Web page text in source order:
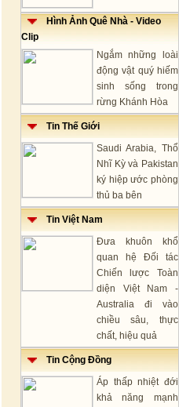
Hình Ảnh Quê Nhà - Video
Clip
Ngắm những loài
động vật quý hiếm
sinh sống trong
rừng Khánh Hòa
Tin Thế Giới
Saudi Arabia, Thổ
Nhĩ Kỳ và Pakistan
ký hiệp ước phòng
thủ ba bên
Tin Việt Nam
Đưa khuôn khổ
quan hệ Đối tác
Chiến lược Toàn
diện Việt Nam -
Australia đi vào
chiều sâu, thực
chất, hiệu quả
Tin Cộng Đồng
Áp thấp nhiệt đới
khả năng mạnh